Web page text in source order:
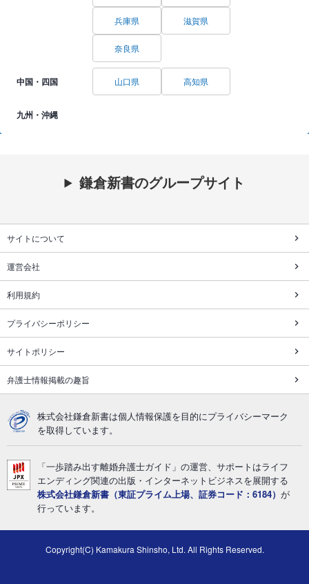
兵庫県 滋賀県
奈良県
中国・四国 山口県 高知県
九州・沖縄
鎌倉新書のグループサイト
サイトについて
運営会社
利用規約
プライバシーポリシー
サイトポリシー
弁護士情報掲載の趣旨
株式会社鎌倉新書は個人情報保護を目的にプライバシーマーク
を取得しています。
「一歩踏み出す離婚弁護士ガイド」の運営、サポートはライフ
エンディング関連の出版・インターネットビジネスを展開する
株式会社鎌倉新書（東証プライム上場、証券コード：6184） が
行っています。
Copyright(C) Kamakura Shinsho, Ltd. All Rights Reserved.